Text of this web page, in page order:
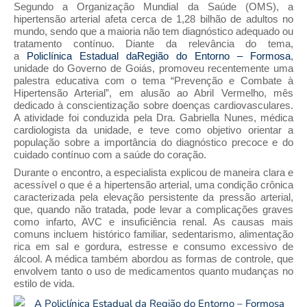
Segundo a Organização Mundial da Saúde (OMS), a
hipertensão arterial afeta cerca de 1,28 bilhão de adultos no
mundo, sendo que a maioria não tem diagnóstico adequado ou
tratamento contínuo. Diante da relevância do tema,
a Policlínica Estadual daRegião do Entorno – Formosa,
unidade do Governo de Goiás, promoveu recentemente uma
palestra educativa com o tema “Prevenção e Combate à
Hipertensão Arterial”, em alusão ao Abril Vermelho, mês
dedicado à conscientização sobre doenças cardiovasculares.
A atividade foi conduzida pela Dra. Gabriella Nunes, médica
cardiologista da unidade, e teve como objetivo orientar a
população sobre a importância do diagnóstico precoce e do
cuidado contínuo com a saúde do coração.
Durante o encontro, a especialista explicou de maneira clara e
acessível o que é a hipertensão arterial, uma condição crônica
caracterizada pela elevação persistente da pressão arterial,
que, quando não tratada, pode levar a complicações graves
como infarto, AVC e insuficiência renal. As causas mais
comuns incluem histórico familiar, sedentarismo, alimentação
rica em sal e gordura, estresse e consumo excessivo de
álcool. A médica também abordou as formas de controle, que
envolvem tanto o uso de medicamentos quanto mudanças no
estilo de vida.